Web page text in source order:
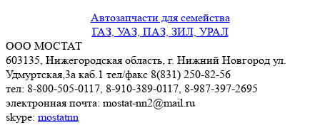
Автозапчасти для семейства
ГАЗ, УАЗ, ПАЗ, ЗИЛ, УРАЛ
ООО МОСТАТ
603135, Нижегородская область, г. Нижний Новгород ул.
Удмуртская,3a каб.1 тел/факс 8(831) 250-82-56
тел: 8-800-505-0117, 8-910-389-0117, 8-987-397-2695
электронная почта: mostat-nn2@mail.ru
skype: mostatnn